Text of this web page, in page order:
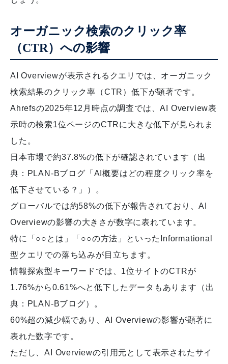
オーガニック検索のクリック率
（CTR）への影響
AI Overviewが表示されるクエリでは、オーガニック
検索結果のクリック率（CTR）低下が顕著です。
Ahrefsの2025年12月時点の調査では、AI Overview表
示時の検索1位ページのCTRに大きな低下が見られま
した。
日本市場で約37.8%の低下が確認されています（出
典：PLAN-Bブログ「AI概要はどの程度クリック率を
低下させている？」）。
グローバルでは約58%の低下が報告されており、AI
Overviewの影響の大きさが数字に表れています。
特に「○○とは」「○○の方法」といったInformational
型クエリでの落ち込みが目立ちます。
情報探索型キーワードでは、1位サイトのCTRが
1.76%から0.61%へと低下したデータもあります（出
典：PLAN-Bブログ）。
60%超の減少幅であり、AI Overviewの影響が顕著に
表れた数字です。
ただし、AI Overviewの引用元として表示されたサイ